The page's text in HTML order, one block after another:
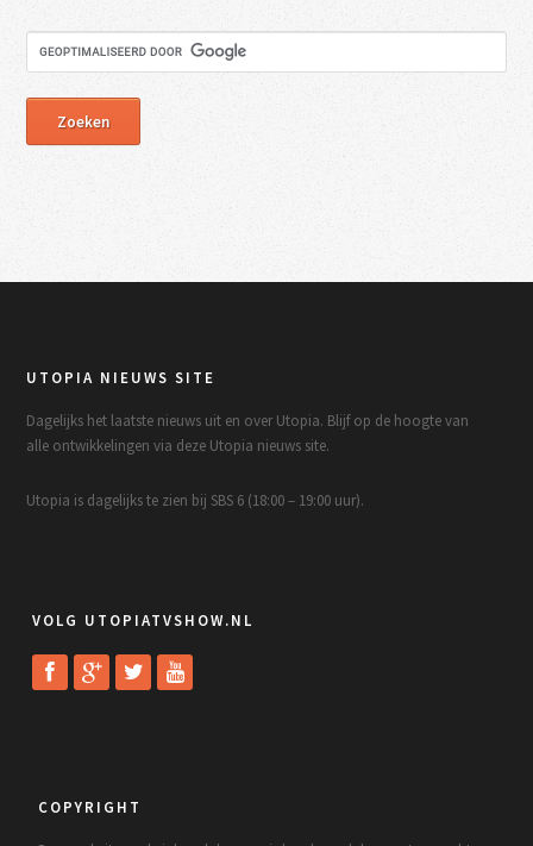
UTOPIA NIEUWS SITE
Dagelijks het laatste nieuws uit en over Utopia. Blijf op de hoogte van
alle ontwikkelingen via deze Utopia nieuws site.
Utopia is dagelijks te zien bij SBS 6 (18:00 – 19:00 uur).
VOLG UTOPIATVSHOW.NL
COPYRIGHT